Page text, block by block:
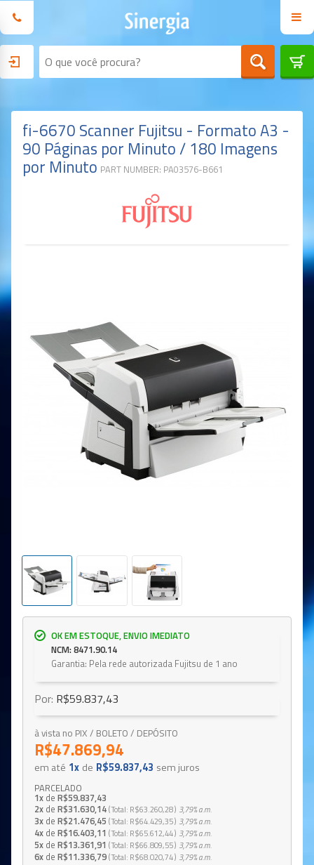
fi-6670 Scanner Fujitsu - Formato A3 -
90 Páginas por Minuto / 180 Imagens
por Minuto PART NUMBER: PA03576-B661
OK EM ESTOQUE, ENVIO IMEDIATO
NCM: 8471.90.14
Garantia: Pela rede autorizada Fujitsu de 1 ano
Por: R$59.837,43
à vista no PIX / BOLETO / DEPÓSITO
R$47.869,94
em até 1x de R$59.837,43 sem juros
PARCELADO
1x de R$59.837,43
2x de R$31.630,14 Total R$63.260,28 3,79%a.m.
3x de R$21.476,45 Total R$64.429,35 3,79%a.m.
4x de R$16.403,11 Total R$65.612,44 3,79%a.m.
5x de R$13.361,91 Total R$66.809,55 3,79%a.m.
6x de R$11.336,79 Total R$68.020,74 3,79%a.m.